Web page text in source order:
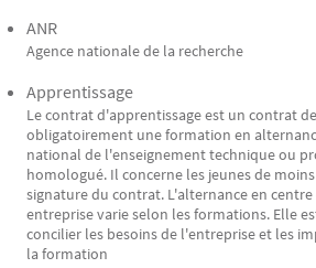
ANR
Agence nationale de la recherche
Apprentissage
Le contrat d'apprentissage est un contrat
obligatoirement une formation en
national de l'enseignement technique ou
homologué. Il concerne les jeunes de
signature du contrat. L'alternance en
entreprise varie selon les formations. Elle
concilier les besoins de l'entreprise et les
la formation